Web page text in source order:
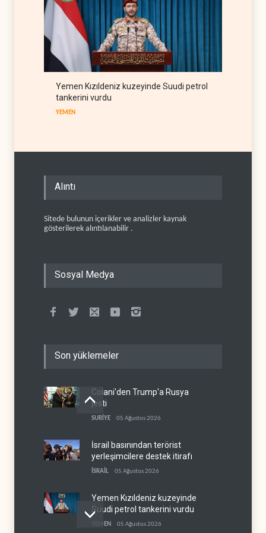
Yemen Kızıldeniz kuzeyinde Suudi petrol
tankerini vurdu
YEMEN
Alıntı
Sitede bulunun içerikler ve analizler kaynak
gösterilerek alıntılanabilir .
Sosyal Medya
Son yüklemeler
Colani'den Trump'a Rusya
jesti
SURİYE 05 Ağustos 2026
İsrail basınından terörist
yerleşimcilere destek itirafı
İSRAİL 05 Ağustos 2026
Yemen Kızıldeniz kuzeyinde
Suudi petrol tankerini vurdu
YEMEN 05 Ağustos 2026